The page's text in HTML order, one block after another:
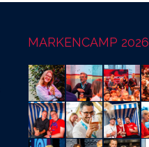
MARKENCAMP 2026